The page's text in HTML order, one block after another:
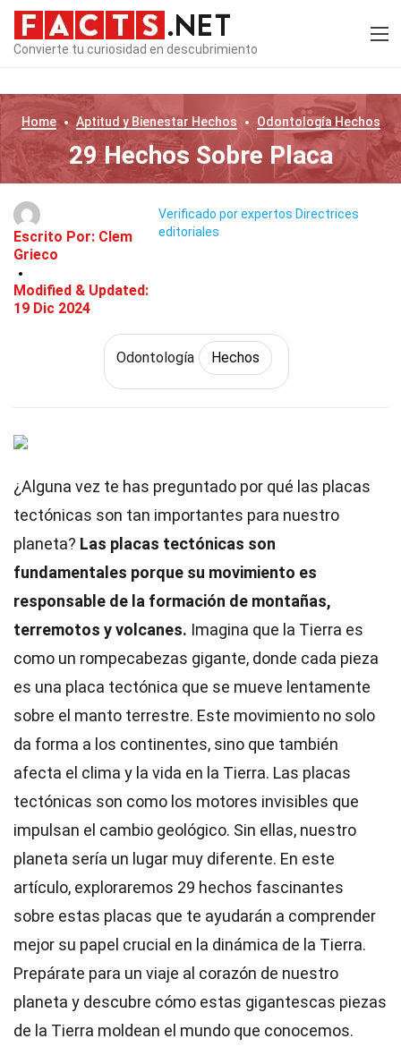
Convierte tu curiosidad en descubrimiento
Home Aptitud y Bienestar Hechos Odontología Hechos
29 Hechos Sobre Placa
Escrito Por: Clem
Grieco
Modified & Updated:
19 Dic 2024
Verificado por expertos Directrices
editoriales
Odontología Hechos
¿Alguna vez te has preguntado por qué las placas
tectónicas son tan importantes para nuestro
planeta? Las placas tectónicas son
fundamentales porque su movimiento es
responsable de la formación de montañas,
terremotos y volcanes. Imagina que la Tierra es
como un rompecabezas gigante, donde cada pieza
es una placa tectónica que se mueve lentamente
sobre el manto terrestre. Este movimiento no solo
da forma a los continentes, sino que también
afecta el clima y la vida en la Tierra. Las placas
tectónicas son como los motores invisibles que
impulsan el cambio geológico. Sin ellas, nuestro
planeta sería un lugar muy diferente. En este
artículo, exploraremos 29 hechos fascinantes
sobre estas placas que te ayudarán a comprender
mejor su papel crucial en la dinámica de la Tierra.
Prepárate para un viaje al corazón de nuestro
planeta y descubre cómo estas gigantescas piezas
de la Tierra moldean el mundo que conocemos.